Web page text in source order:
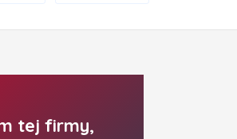
tej firmy,